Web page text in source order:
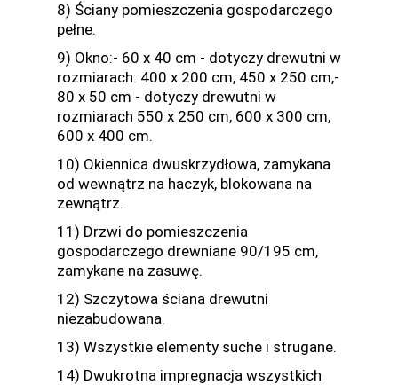
8) Ściany pomieszczenia gospodarczego
pełne.
9) Okno:- 60 x 40 cm - dotyczy drewutni w
rozmiarach: 400 x 200 cm, 450 x 250 cm,-
80 x 50 cm - dotyczy drewutni w
rozmiarach 550 x 250 cm, 600 x 300 cm,
600 x 400 cm.
10) Okiennica dwuskrzydłowa, zamykana
od wewnątrz na haczyk, blokowana na
zewnątrz.
11) Drzwi do pomieszczenia
gospodarczego drewniane 90/195 cm,
zamykane na zasuwę.
12) Szczytowa ściana drewutni
niezabudowana.
13) Wszystkie elementy suche i strugane.
14) Dwukrotna impregnacja wszystkich